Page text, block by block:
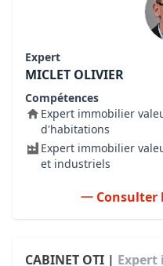
Expert
MICLET OLIVIER
Compétences
Expert immobilier
d'habitations
Expert immobilier
et industriels
Consulter
CABINET OTI | Expert